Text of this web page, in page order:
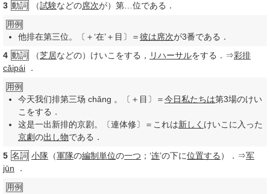
3 動詞 （試験などの席次が）第…位である．
用例
他排在第三位。〔＋‘在’＋目〕＝彼は席次が3番である．
4 動詞 （芝居などの）けいこをする， リハーサルをする．⇒彩排
cǎipái ．
用例
今天我们排第三场 chǎng 。〔＋目〕＝今日私たちは第3場のけい
こをする．
这是一出新排的京剧。〔連体修〕＝これは新しく けいこに入った
京劇の出し物である．
5 名詞 小隊 （軍隊の編制単位の一つ ；‘连’の下に位置する ）．⇒军
jūn ．
用例